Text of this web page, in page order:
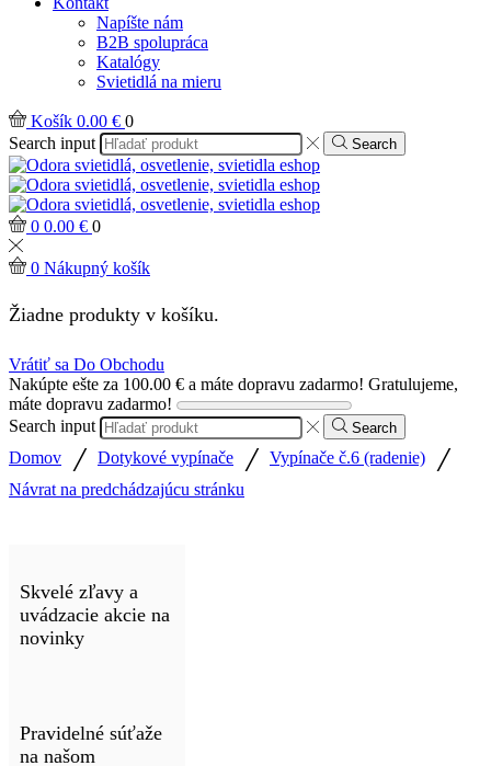
Napíšte nám
B2B spolupráca
Katalógy
Svietidlá na mieru
Košík 0.00 € 0
Search input
Search
0 0.00 € 0
0 Nákupný košík
Žiadne produkty v košíku.
Vrátiť sa Do Obchodu
Nakúpte ešte za 100.00 € a máte dopravu zadarmo! Gratulujeme,
máte dopravu zadarmo!
Search input
Search
Domov / Dotykové vypínače / Vypínače č.6 (radenie) /
Návrat na predchádzajúcu stránku
Skvelé zľavy a
uvádzacie akcie na
novinky
Pravidelné súťaže
na našom